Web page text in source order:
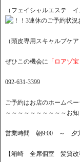
（フェイシャルエステ イ
（頭皮専用スキャルプケ
ぜひこの機会に 「ロアゾ宝
092-631-3399
ご予約はお店のホームペ
～～～～～～～～～～お
営業時間 朝9:00 ～ 夕
【箱崎 全席個室 髪質改